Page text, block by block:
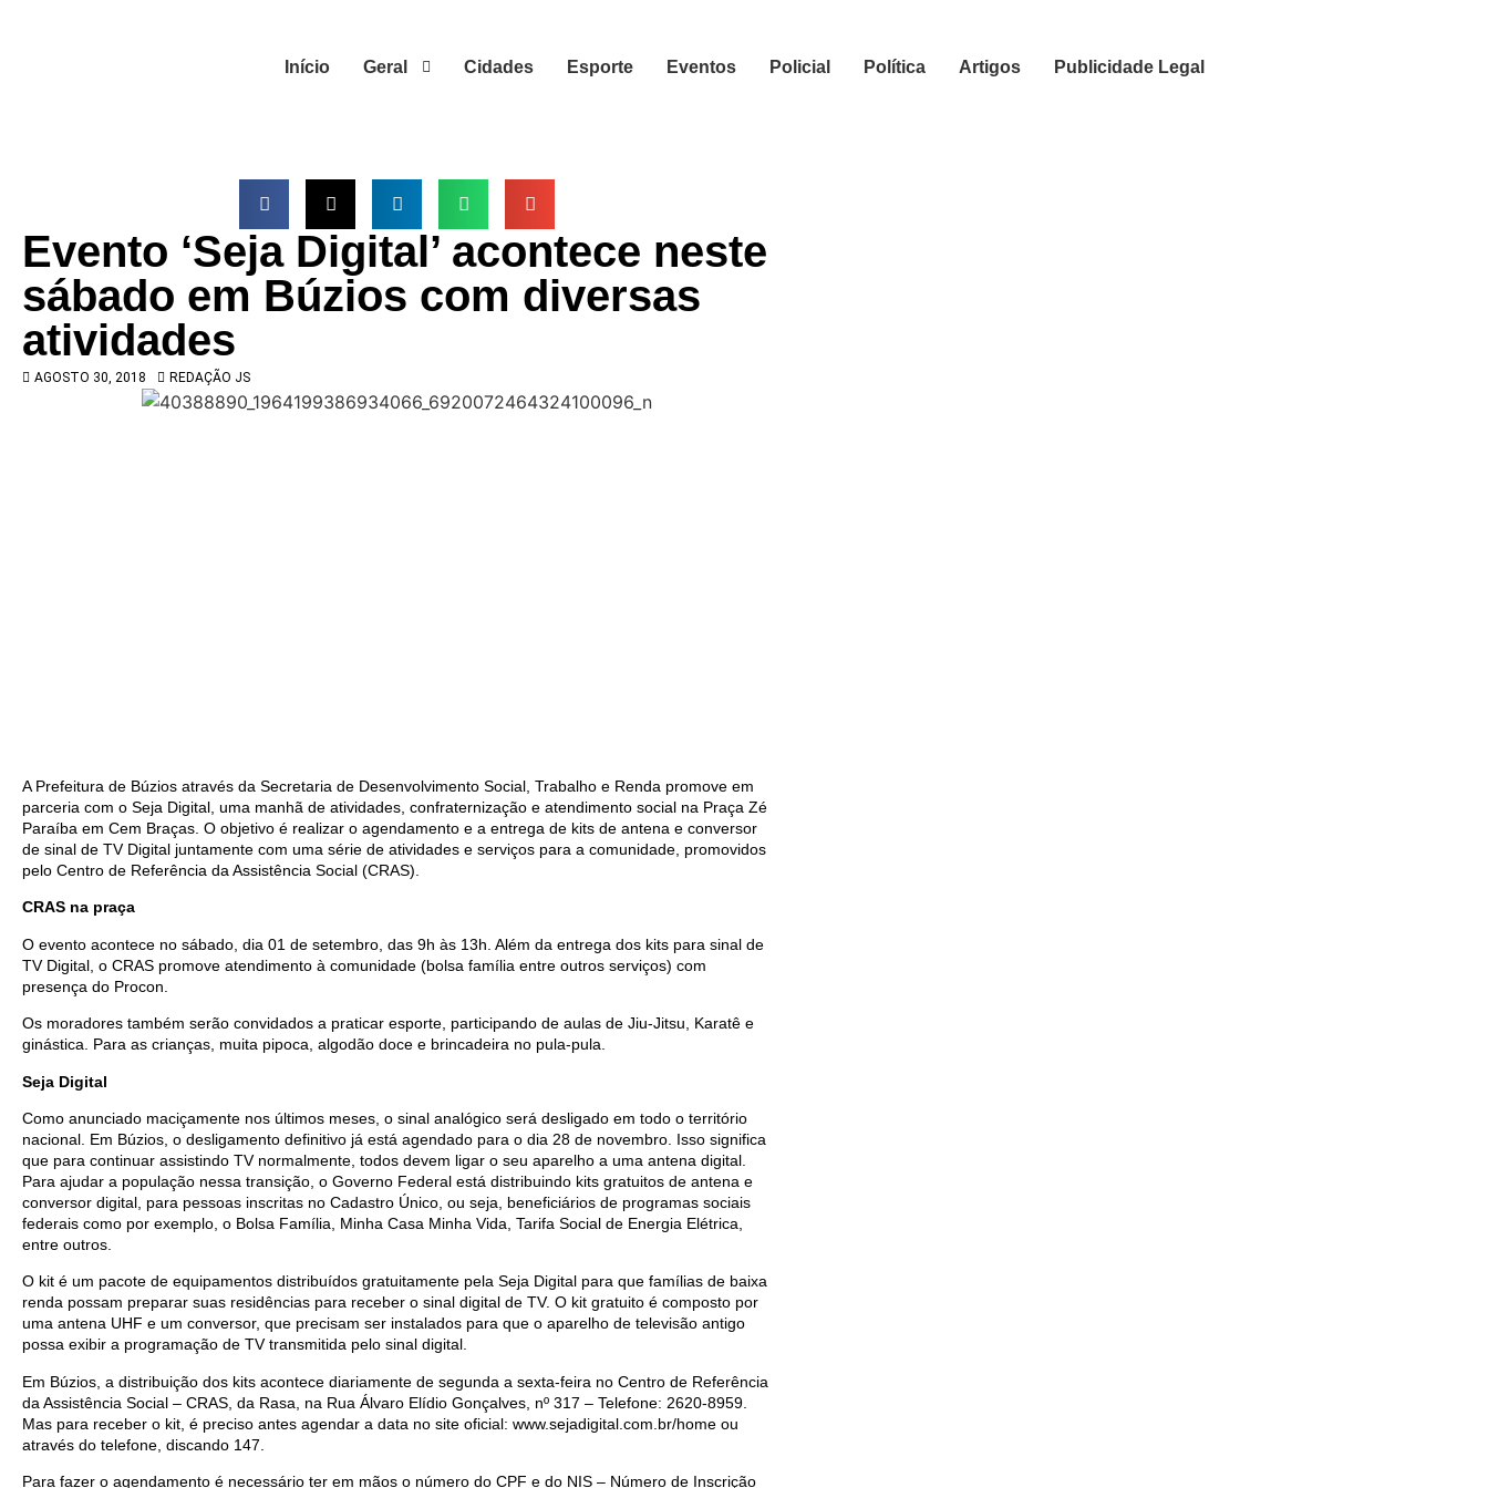
Início Geral Cidades Esporte Eventos Policial Política Artigos Publicidade Legal
Evento ‘Seja Digital’ acontece neste
sábado em Búzios com diversas
atividades
AGOSTO 30, 2018 REDAÇÃO JS
A Prefeitura de Búzios através da Secretaria de Desenvolvimento Social, Trabalho e Renda promove em
parceria com o Seja Digital, uma manhã de atividades, confraternização e atendimento social na Praça Zé
Paraíba em Cem Braças. O objetivo é realizar o agendamento e a entrega de kits de antena e conversor
de sinal de TV Digital juntamente com uma série de atividades e serviços para a comunidade, promovidos
pelo Centro de Referência da Assistência Social (CRAS).
CRAS na praça
O evento acontece no sábado, dia 01 de setembro, das 9h às 13h. Além da entrega dos kits para sinal de
TV Digital, o CRAS promove atendimento à comunidade (bolsa família entre outros serviços) com
presença do Procon.
Os moradores também serão convidados a praticar esporte, participando de aulas de Jiu-Jitsu, Karatê e
ginástica. Para as crianças, muita pipoca, algodão doce e brincadeira no pula-pula.
Seja Digital
Como anunciado maciçamente nos últimos meses, o sinal analógico será desligado em todo o território
nacional. Em Búzios, o desligamento definitivo já está agendado para o dia 28 de novembro. Isso significa
que para continuar assistindo TV normalmente, todos devem ligar o seu aparelho a uma antena digital.
Para ajudar a população nessa transição, o Governo Federal está distribuindo kits gratuitos de antena e
conversor digital, para pessoas inscritas no Cadastro Único, ou seja, beneficiários de programas sociais
federais como por exemplo, o Bolsa Família, Minha Casa Minha Vida, Tarifa Social de Energia Elétrica,
entre outros.
O kit é um pacote de equipamentos distribuídos gratuitamente pela Seja Digital para que famílias de baixa
renda possam preparar suas residências para receber o sinal digital de TV. O kit gratuito é composto por
uma antena UHF e um conversor, que precisam ser instalados para que o aparelho de televisão antigo
possa exibir a programação de TV transmitida pelo sinal digital.
Em Búzios, a distribuição dos kits acontece diariamente de segunda a sexta-feira no Centro de Referência
da Assistência Social – CRAS, da Rasa, na Rua Álvaro Elídio Gonçalves, nº 317 – Telefone: 2620-8959.
Mas para receber o kit, é preciso antes agendar a data no site oficial: www.sejadigital.com.br/home ou
através do telefone, discando 147.
Para fazer o agendamento é necessário ter em mãos o número do CPF e do NIS – Número de Inscrição